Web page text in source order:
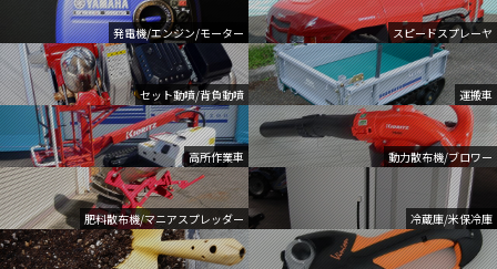
発電機/エンジン/モーター スピードスプレーヤ
セット動噴/背負動噴 運搬車
高所作業車 動力散布機/ブロワー
肥料散布機/マニアスプレッダー 冷蔵庫/米保冷庫